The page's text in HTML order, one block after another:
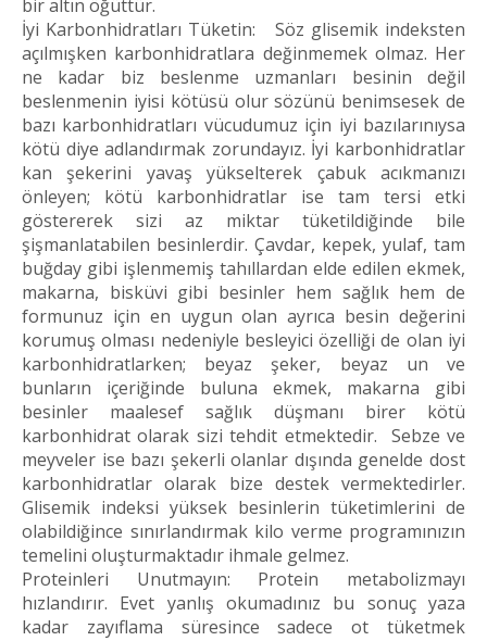
bir altın öğüttür.
İyi Karbonhidratları Tüketin: Söz glisemik indeksten
açılmışken karbonhidratlara değinmemek olmaz. Her
ne kadar biz beslenme uzmanları besinin değil
beslenmenin iyisi kötüsü olur sözünü benimsesek de
bazı karbonhidratları vücudumuz için iyi bazılarınıysa
kötü diye adlandırmak zorundayız. İyi karbonhidratlar
kan şekerini yavaş yükselterek çabuk acıkmanızı
önleyen; kötü karbonhidratlar ise tam tersi etki
göstererek sizi az miktar tüketildiğinde bile
şişmanlatabilen besinlerdir. Çavdar, kepek, yulaf, tam
buğday gibi işlenmemiş tahıllardan elde edilen ekmek,
makarna, bisküvi gibi besinler hem sağlık hem de
formunuz için en uygun olan ayrıca besin değerini
korumuş olması nedeniyle besleyici özelliği de olan iyi
karbonhidratlarken; beyaz şeker, beyaz un ve
bunların içeriğinde buluna ekmek, makarna gibi
besinler maalesef sağlık düşmanı birer kötü
karbonhidrat olarak sizi tehdit etmektedir. Sebze ve
meyveler ise bazı şekerli olanlar dışında genelde dost
karbonhidratlar olarak bize destek vermektedirler.
Glisemik indeksi yüksek besinlerin tüketimlerini de
olabildiğince sınırlandırmak kilo verme programınızın
temelini oluşturmaktadır ihmale gelmez.
Proteinleri Unutmayın: Protein metabolizmayı
hızlandırır. Evet yanlış okumadınız bu sonuç yaza
kadar zayıflama süresince sadece ot tüketmek